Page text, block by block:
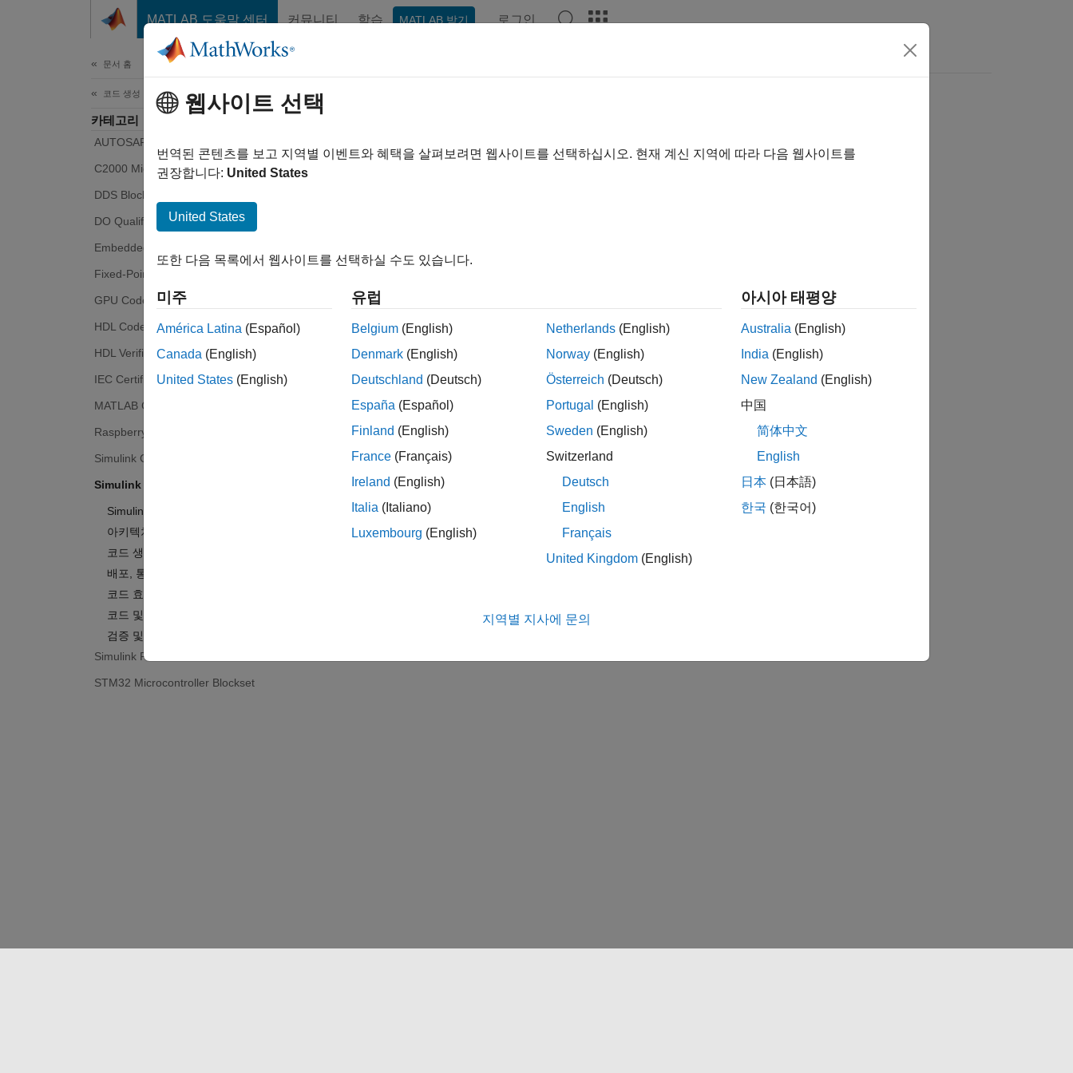
MATLAB 도움말 센터 커뮤니티 학습 MATLAB 받기 로그인
문서 홈
코드 생성
카테고리
AUTOSAR Blockset
C2000 Microcontroller Blockset
DDS Blockset
DO Qualification Kit
Embedded Coder
Fixed-Point Designer
GPU Coder
HDL Coder
HDL Verifier
IEC Certification Kit
MATLAB Coder
Raspberry Pi Blockset
Simulink Code Inspector
Simulink Coder
Simulink Coder 시작하기
아키텍처 및 컴포넌트 설계
코드 생성
배포, 통합 및 지원되는 하드웨어
코드 효율성
코드 및 툴 사용자 지정
검증 및 테스트
Simulink PLC Coder
STM32 Microcontroller Blockset
웹사이트 선택
번역된 콘텐츠를 보고 지역별 이벤트와 혜택을 살펴보려면 웹사이트를 선택하십시오. 현재 계신 지역에 따라 다음 웹사이트를
권장합니다: United States
United States
또한 다음 목록에서 웹사이트를 선택하실 수도 있습니다.
미주
América Latina (Español)
Canada (English)
United States (English)
유럽
Belgium (English)
Denmark (English)
Deutschland (Deutsch)
España (Español)
Finland (English)
France (Français)
Ireland (English)
Italia (Italiano)
Luxembourg (English)
Netherlands (English)
Norway (English)
Österreich (Deutsch)
Portugal (English)
Sweden (English)
Switzerland
Deutsch
English
Français
United Kingdom (English)
아시아 태평양
Australia (English)
India (English)
New Zealand (English)
中国
简体中文
English
日本 (日本語)
한국 (한국어)
지역별 지사에 문의